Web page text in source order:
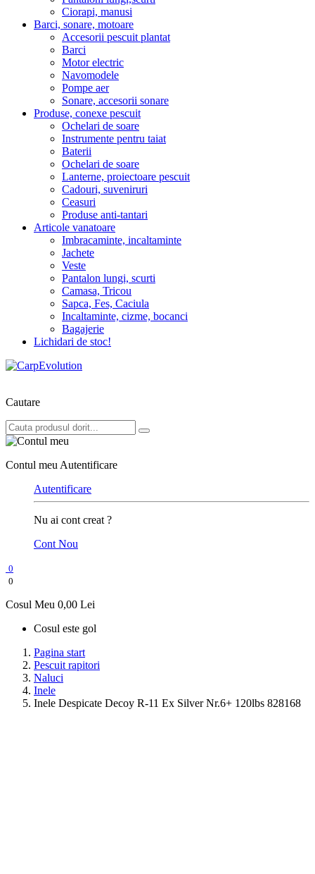
Ciorapi, manusi
Barci, sonare, motoare
Accesorii pescuit plantat
Barci
Motor electric
Navomodele
Pompe aer
Sonare, accesorii sonare
Produse, conexe pescuit
Ochelari de soare
Instrumente pentru taiat
Baterii
Ochelari de soare
Lanterne, proiectoare pescuit
Cadouri, suveniruri
Ceasuri
Produse anti-tantari
Articole vanatoare
Imbracaminte, incaltaminte
Jachete
Veste
Pantalon lungi, scurti
Camasa, Tricou
Sapca, Fes, Caciula
Incaltaminte, cizme, bocanci
Bagajerie
Lichidari de stoc!
Cautare
Contul meu Autentificare
Autentificare
Nu ai cont creat ?
Cont Nou
0
0
Cosul Meu 0,00 Lei
Cosul este gol
Pagina start
Pescuit rapitori
Naluci
Inele
Inele Despicate Decoy R-11 Ex Silver Nr.6+ 120lbs 828168